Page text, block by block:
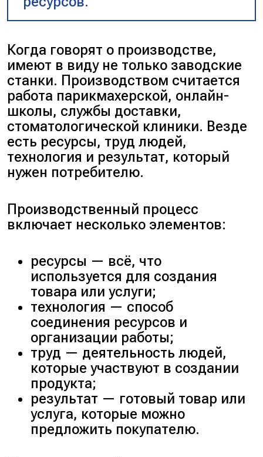
Когда говорят о производстве,
имеют в виду не только заводские
станки. Производством считается
работа парикмахерской, онлайн-
школы, службы доставки,
стоматологической клиники. Везде
есть ресурсы, труд людей,
технология и результат, который
нужен потребителю.
Производственный процесс
включает несколько элементов:
ресурсы — всё, что
используется для создания
товара или услуги;
технология — способ
соединения ресурсов и
организации работы;
труд — деятельность людей,
которые участвуют в создании
продукта;
результат — готовый товар или
услуга, которые можно
предложить покупателю.